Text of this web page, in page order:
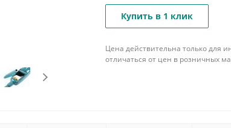
Купить в 1 клик
Цена действительна только для
отличаться от цен в розничных